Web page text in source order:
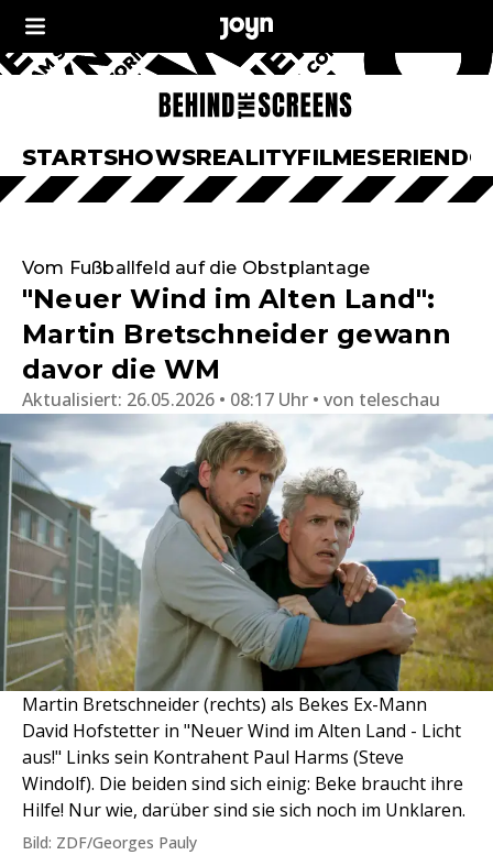
STARTSHOWSREALITYFILMESERIEN
Vom Fußballfeld auf die Obstplantage
"Neuer Wind im Alten Land":
Martin Bretschneider gewann
davor die WM
Aktualisiert: 26.05.2026 • 08:17 Uhr von teleschau
Martin Bretschneider (rechts) als Bekes Ex-Mann
David Hofstetter in "Neuer Wind im Alten Land - Licht
aus!" Links sein Kontrahent Paul Harms (Steve
Windolf). Die beiden sind sich einig: Beke braucht ihre
Hilfe! Nur wie, darüber sind sie sich noch im Unklaren.
Bild: ZDF/Georges Pauly